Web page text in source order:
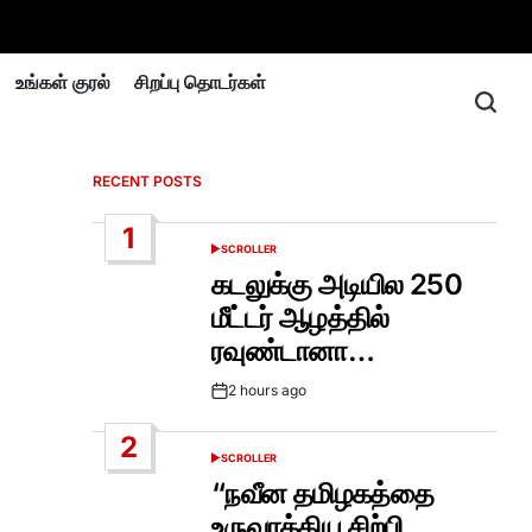
உங்கள் குரல் சிறப்பு தொடர்கள்
RECENT POSTS
1
POSTED
SCROLLER
கடலுக்கு அடியில 250
மீட்டர் ஆழத்தில்
ரவுண்டானா…
Post2 hours ago
2
POSTED
SCROLLER
“நவீன தமிழகத்தை